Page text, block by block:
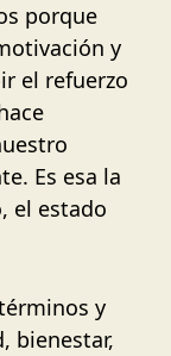
porque
y
el refuerzo
Es esa la
el estado
y
bienestar,